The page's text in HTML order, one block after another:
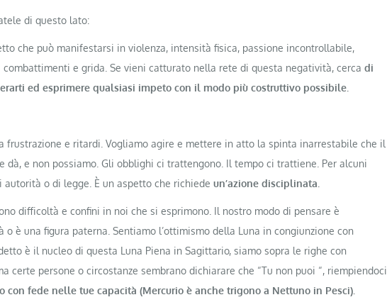
di questo lato:
che può manifestarsi in violenza, intensità fisica, passione incontrollabile,
e grida. Se vieni catturato nella rete di questa negatività, cerca di
ed esprimere qualsiasi impeto con il modo più costruttivo possibile.
frustrazione e ritardi. Vogliamo agire e mettere in atto la spinta inarrestabile che il
dà, e non possiamo. Gli obblighi ci trattengono. Il tempo ci trattiene. Per alcuni
o di legge. È un aspetto che richiede un’azione disciplinata.
difficoltà e confini in noi che si esprimono. Il nostro modo di pensare è
è una figura paterna. Sentiamo l’ottimismo della Luna in congiunzione con
è il nucleo di questa Luna Piena in Sagittario, siamo sopra le righe con
certe persone o circostanze sembrano dichiarare che “Tu non puoi “, riempiendoci
con fede nelle tue capacità (Mercurio è anche trigono a Nettuno in Pesci).